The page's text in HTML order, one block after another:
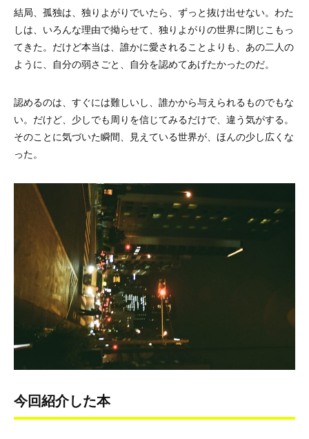
結局、孤独は、独りよがりでいたら、ずっと抜け出せない。わた
しは、いろんな理由で拗らせて、独りよがりの世界に閉じこもっ
てきた。だけど本当は、誰かに愛されることよりも、あの二人の
ように、自分の弱さごと、自分を認めてあげたかったのだ。
認めるのは、すぐには難しいし、誰かから与えられるものでもな
い。だけど、少しでも周りを信じてみるだけで、違う気がする。
そのことに気づいた瞬間、見えている世界が、ほんの少し広くな
った。
今回紹介した本